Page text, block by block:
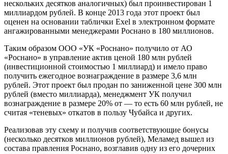
нескольких десятков аналогичных) был проинвестирован 1
миллиардом рублей. В конце 2013 года этот проект был
оценен на основании таблички Exel в электронном формате
ангажированными менеджерами Роснано в 180 миллионов.
Таким образом ООО «УК «Роснано» получило от АО
«Роснано» в управление актив ценой 180 млн рублей
(инвестиционной стоимостью 1 миллиард) и имело право
получить ежегодное вознаграждение в размере 3,6 млн
рублей. Этот проект был продан по заниженной цене 300 млн
рублей (вместо миллиарда), менеджмент УК получил
вознаграждение в размере 20% от — то есть 60 млн рублей, не
считая «теневых» откатов в пользу Чубайса и других.
Реализовав эту схему и получив соответствующие бонусы
(несколько десятков миллионов рублей), Меламед вышел из
состава правления Роснано, возглавив одну из его дочерних